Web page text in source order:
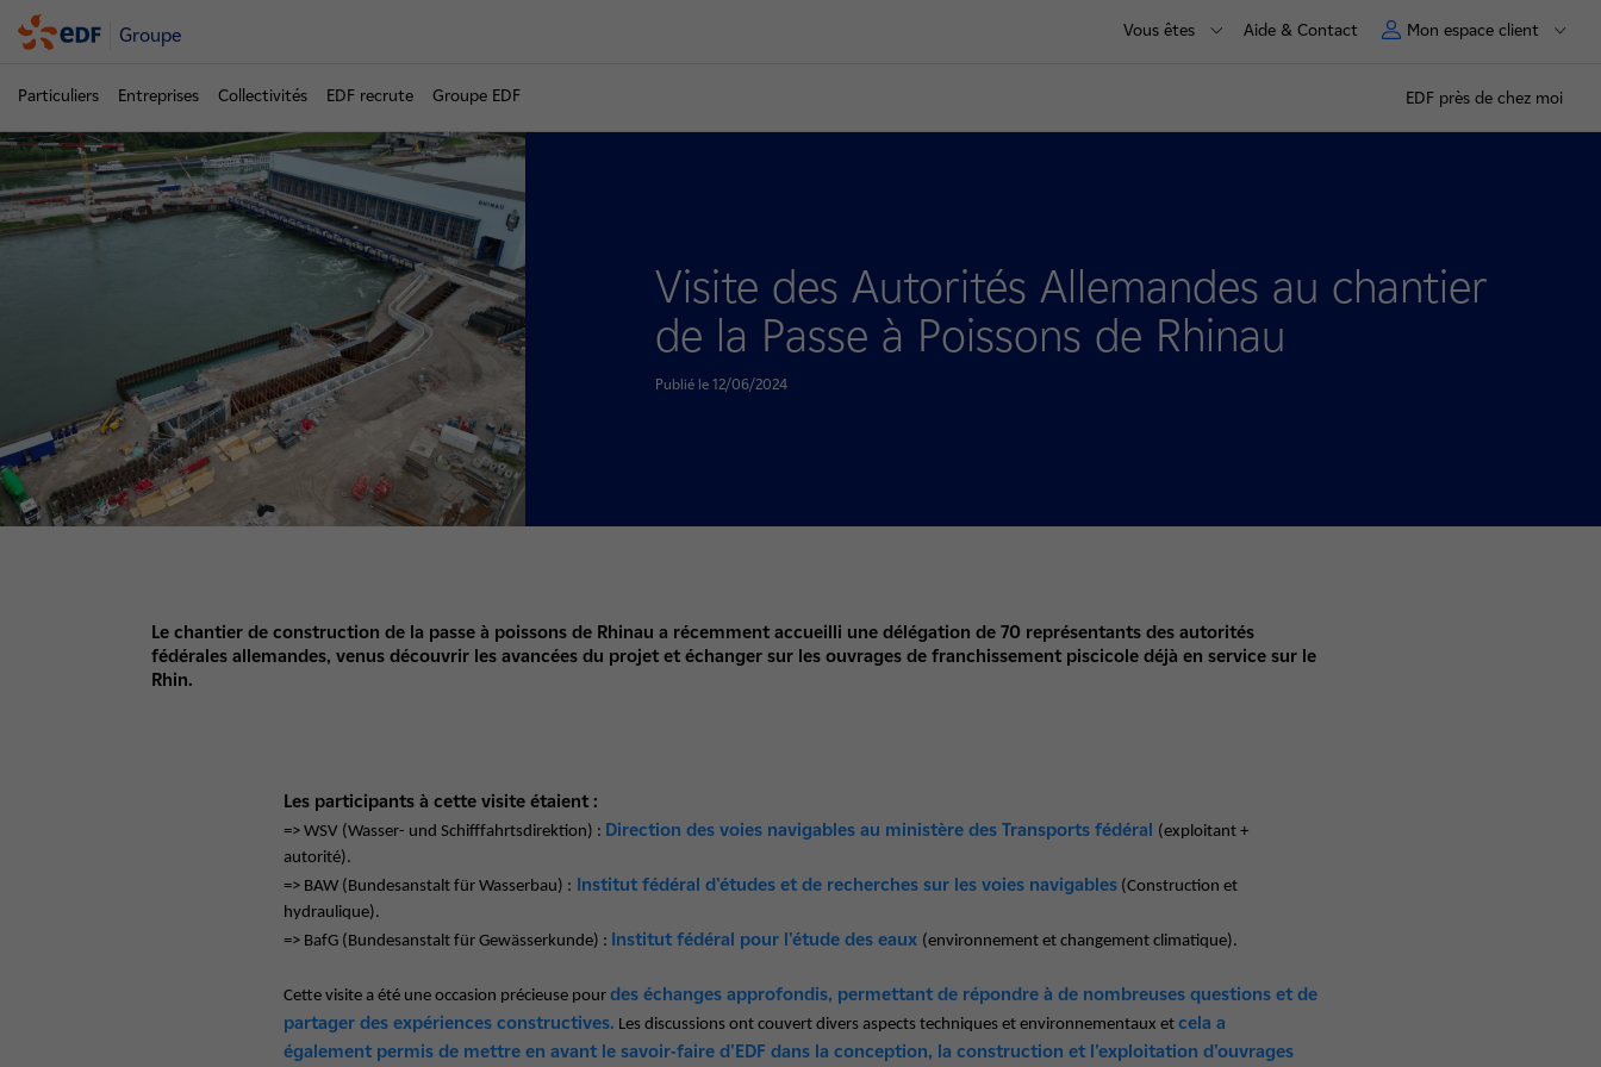
Groupe Vous êtes Aide & Contact Mon espace client
Particuliers Entreprises Collectivités EDF recrute Groupe EDF EDF près de chez moi
Visite des Autorités Allemandes au chantier
de la Passe à Poissons de Rhinau
Publié le 12/06/2024
Le chantier de construction de la passe à poissons de Rhinau a récemment accueilli une délégation de 70 représentants des autorités
fédérales allemandes, venus découvrir les avancées du projet et échanger sur les ouvrages de franchissement piscicole déjà en service sur le
Rhin.
Les participants à cette visite étaient :
=> WSV (Wasser- und Schifffahrtsdirektion) : Direction des voies navigables au ministère des Transports fédéral (exploitant +
autorité).
=> BAW (Bundesanstalt für Wasserbau) : Institut fédéral d'études et de recherches sur les voies navigables(Construction et
hydraulique).
=> BafG (Bundesanstalt für Gewässerkunde) : Institut fédéral pour l'étude des eaux (environnement et changement climatique).
Cette visite a été une occasion précieuse pour des échanges approfondis, permettant de répondre à de nombreuses questions et de
partager des expériences constructives. Les discussions ont couvert divers aspects techniques et environnementaux et cela a
également permis de mettre en avant le savoir-faire d'EDF dans la conception, la construction et l'exploitation d'ouvrages